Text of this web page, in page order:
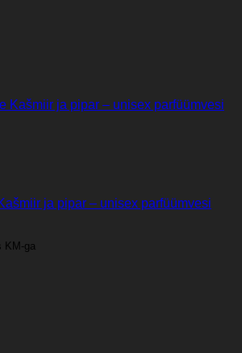
ja pipar – unisex parfüümvesi
KM-ga